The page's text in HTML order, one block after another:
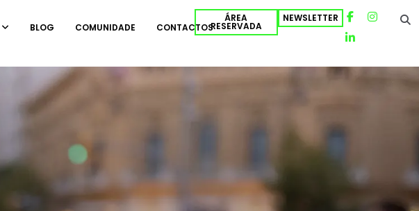
BLOG COMUNIDADE CONTACTOS
ÁREA
RESERVADA
NEWSLETTER